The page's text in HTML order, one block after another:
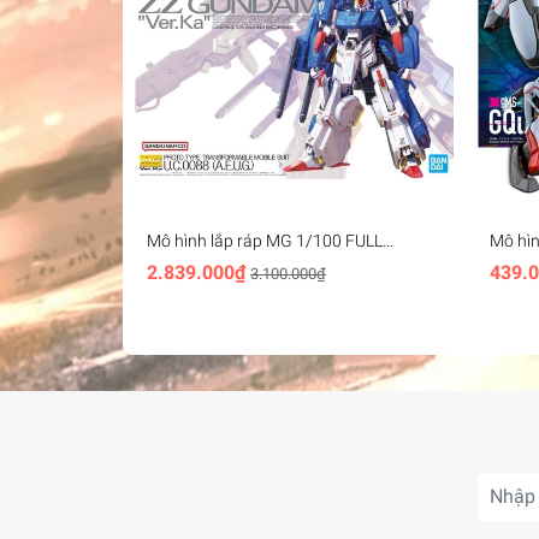
Mô hình lắp ráp MG 1/100 FULL
ARMOR ZZ GUNDAM Ver.Ka Bandai
2.839.000₫ 3.100.000₫
Mô
-